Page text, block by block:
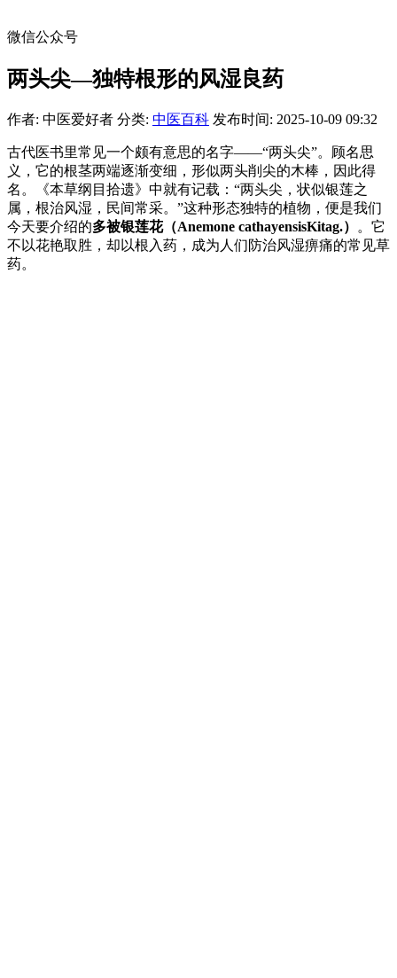
微信公众号
两头尖—独特根形的风湿良药
作者: 中医爱好者 分类: 中医百科 发布时间: 2025-10-09 09:32
古代医书里常见一个颇有意思的名字——“两头尖”。顾名思
义，它的根茎两端逐渐变细，形似两头削尖的木棒，因此得
名。《本草纲目拾遗》中就有记载：“两头尖，状似银莲之
属，根治风湿，民间常采。”这种形态独特的植物，便是我们
今天要介绍的多被银莲花（Anemone cathayensisKitag.）
。它
不以花艳取胜，却以根入药，成为人们防治风湿痹痛的常见草
药。